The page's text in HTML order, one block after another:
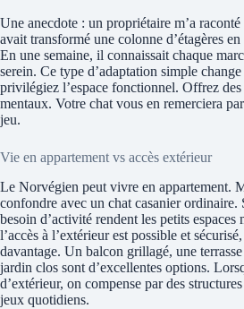
Une anecdote : un propriétaire m’a
avait transformé une colonne d’étagères
En une semaine, il connaissait chaque
serein. Ce type d’adaptation simple
privilégiez l’espace fonctionnel. Offrez
mentaux. Votre chat vous en remerciera
jeu.
Vie en appartement vs accès extérieur
Le Norvégien peut vivre en appartement.
confondre avec un chat casanier ordinaire.
besoin d’activité rendent les petits espaces
l’accès à l’extérieur est possible et
davantage. Un balcon grillagé, une
jardin clos sont d’excellentes options.
d’extérieur, on compense par des
jeux quotidiens.